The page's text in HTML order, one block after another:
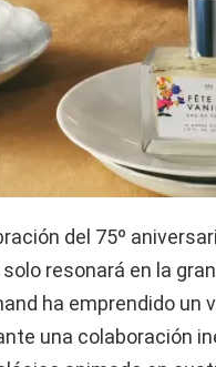
del 75º
resonará en la
ha emprendido un
una colaboración